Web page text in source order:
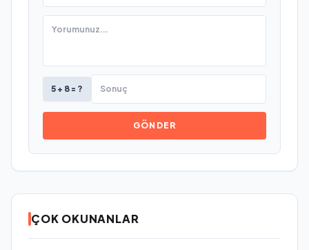
5 + 8 = ?
GÖNDER
ÇOK OKUNANLAR